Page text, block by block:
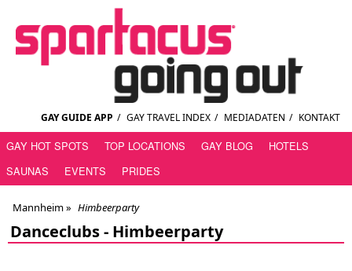
GAY GUIDE APP / GAY TRAVEL INDEX / MEDIADATEN / KONTAKT
GAY HOT SPOTS TOP LOCATIONS GAY BLOG
HOTELS
SAUNAS
EVENTS PRIDES
Mannheim» Himbeerparty
Danceclubs - Himbeerparty